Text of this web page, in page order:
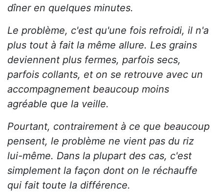
dîner en quelques minutes.
Le problème, c'est qu'une fois refroidi, il n'a
plus tout à fait la même allure. Les grains
deviennent plus fermes, parfois secs,
parfois collants, et on se retrouve avec un
accompagnement beaucoup moins
agréable que la veille.
Pourtant, contrairement à ce que beaucoup
pensent, le problème ne vient pas du riz
lui-même. Dans la plupart des cas, c'est
simplement la façon dont on le réchauffe
qui fait toute la différence.